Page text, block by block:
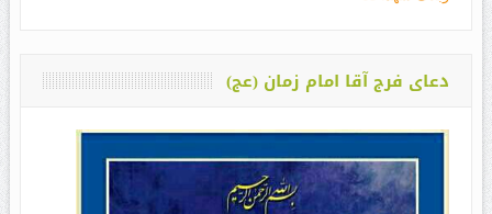
دعای فرج آقا امام زمان (عج)